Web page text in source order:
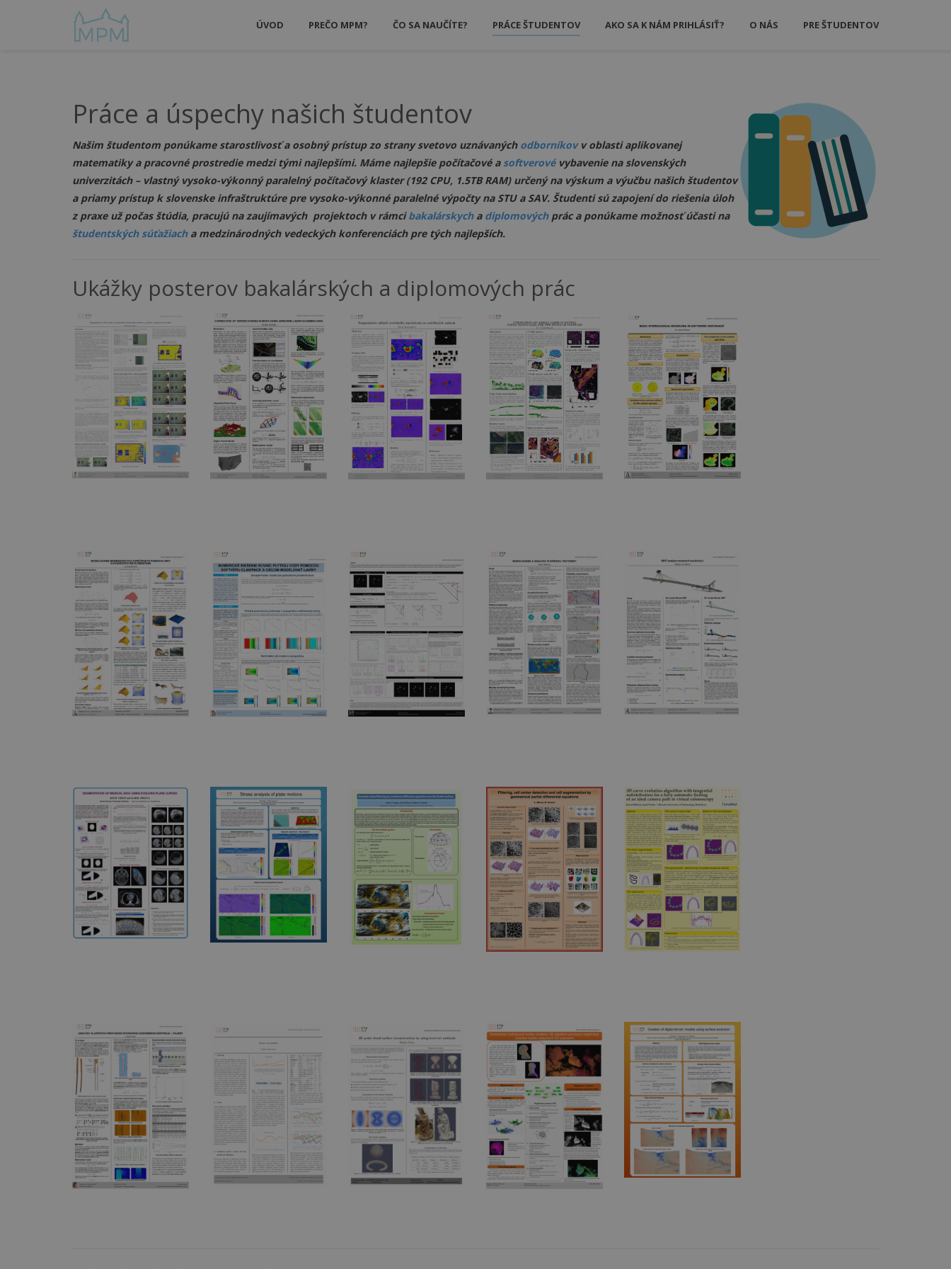
ÚVOD PREČO MPM? ČO SA NAUČÍTE? PRÁCE ŠTUDENTOV AKO SA K NÁM PRIHLÁSIŤ? O NÁS PRE ŠTUDENTOV
Práce a úspechy našich študentov
Našim študentom ponúkame starostlivosť a osobný prístup zo strany svetovo uznávaných odborníkovv oblasti aplikovanej
matematiky a pracovné prostredie medzi tými najlepšími. Máme najlepšie počítačové a softverové vybavenie na slovenských
univerzitách – vlastný vysoko-výkonný paralelný počítačový klaster (192 CPU, 1.5TB RAM) určený na výskum a výučbu našich študentov
a priamy prístup k slovenske infraštruktúre pre vysoko-výkonné paralelné výpočty na STU a SAV. Študenti sú zapojení do riešenia úloh
z praxe už počas štúdia, pracujú na zaujímavých projektoch v rámcibakalárskych a diplomovýchprác a ponúkame možnosť účasti na
študentských súťažiacha medzinárodných vedeckých konferenciách pre tých najlepších.
Ukážky posterov bakalárských a diplomových prác